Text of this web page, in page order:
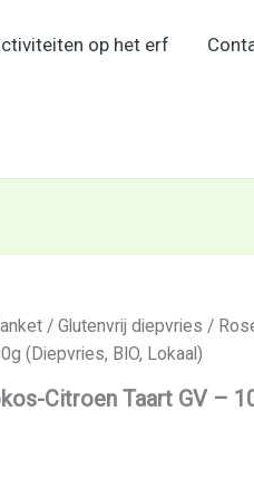
op het erf
/ Glutenvrij diepvries /
(Diepvries, BIO, Lokaal)
Citroen Taart GV –